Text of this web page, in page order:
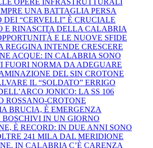
OPERE INFRASTRUTTURALI
UNA BATTAGLIA PERSA
DEI “CERVELLI” È CRUCIALE
E RINASCITA DELLA CALABRIA
E LE NUOVE SFIDE
REGGINA INTENDE CRESCERE
ACQUE: IN CALABRIA SONO
FUORI NORMA DA ADEGUARE
DEL SIN CROTONE
IL “SOLDATO” ERRIGO
JONICO: LA SS 106
ROSSANO-CROTONE
BRUCIA, È EMERGENZA
BOSCHIVI IN UN GIORNO
È RECORD: IN DUE ANNI SONO
241 MILA DAL MERIDIONE
IN CALABRIA C’È CARENZA